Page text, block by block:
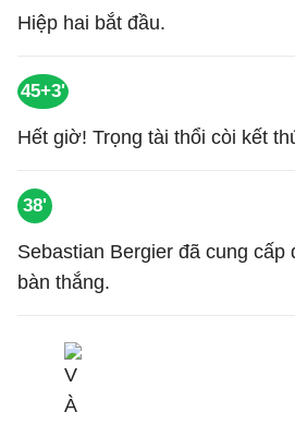
Hiệp hai bắt đầu.
45+3'
Hết giờ! Trọng tài thổi còi kết
38'
Sebastian Bergier đã cung
bàn thắng.